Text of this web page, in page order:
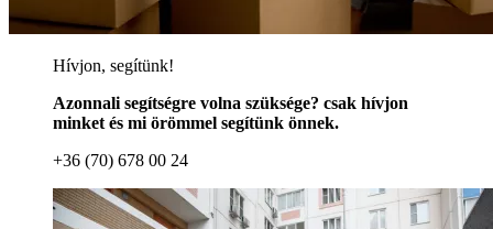
Hívjon, segítünk!
Azonnali segítségre volna szüksége? csak hívjon
minket és mi örömmel segítünk önnek.
+36 (70) 678 00 24